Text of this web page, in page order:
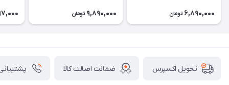
6,890,000 تومان 9,890,000 تومان
تحویل اکسپرس ضمانت اصالت کالا پشتیبانی ۲۴